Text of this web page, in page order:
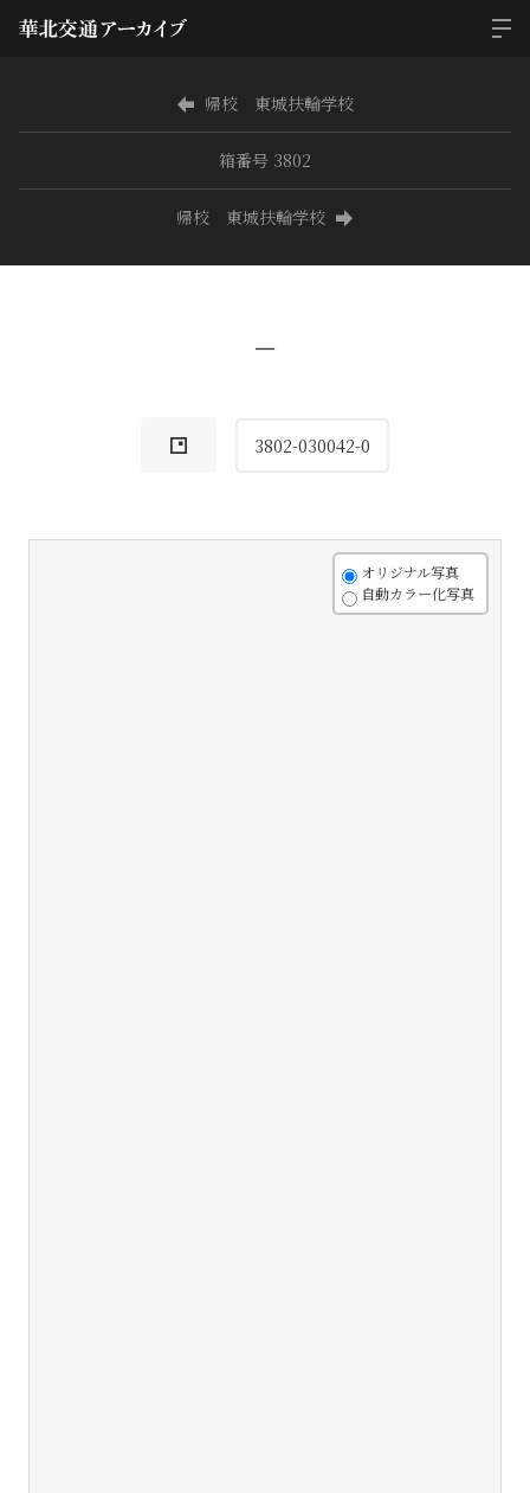
帰校 東城扶輪学校
箱番号 3802
帰校 東城扶輪学校
−
3802-030042-0
オリジナル写真
自動カラー化写真